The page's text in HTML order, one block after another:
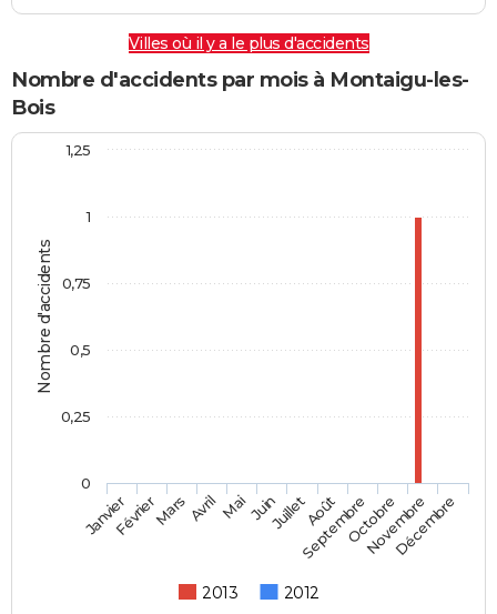
Villes où il y a le plus d'accidents
Nombre d'accidents par mois à Montaigu-les-
Bois
Nombre d'accidents
2013 2012
JanvierFévrierMars AvrilMaiJuinJuilletAoût
SeptembreOctobre
Novembre
Décembre
0
1
0,25
0,5
0,75
1,25